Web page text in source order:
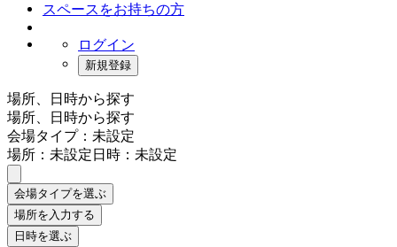
スペースをお持ちの方
ログイン
新規登録
場所、日時から探す
場所、日時から探す
会場タイプ：未設定
場所：未設定日時：未設定
会場タイプを選ぶ
場所を入力する
日時を選ぶ